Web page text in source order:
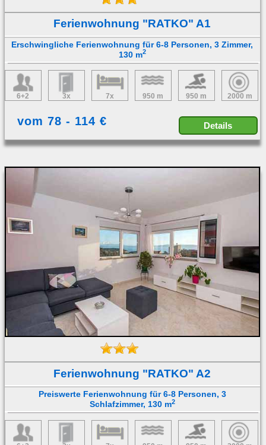
Ferienwohnung "RATKO" A1
Erschwingliche Ferienwohnung für 6-8 Personen, 3 Zimmer,
130 m2
6+2 3x 7x 950 m 950 m 2000 m
vom 78 - 114 € Details
Ferienwohnung "RATKO" A2
Preiswerte Ferienwohnung für 6-8 Personen, 3
Schlafzimmer, 130 m2